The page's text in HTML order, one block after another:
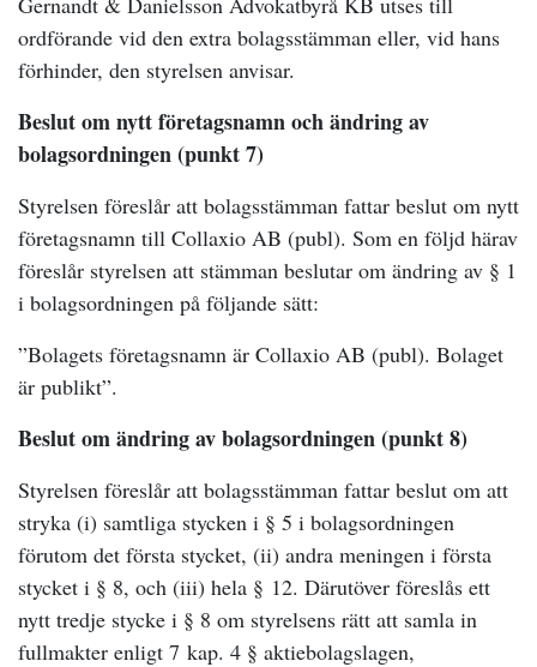
ordförande vid den extra bolagsstämman eller, vid hans
förhinder, den styrelsen anvisar.
Beslut om nytt företagsnamn och ändring av
bolagsordningen (punkt 7)
Styrelsen föreslår att bolagsstämman fattar beslut om nytt
företagsnamn till Collaxio AB (publ). Som en följd härav
föreslår styrelsen att stämman beslutar om ändring av § 1
i bolagsordningen på följande sätt:
”Bolagets företagsnamn är Collaxio AB (publ). Bolaget
är publikt”.
Beslut om ändring av bolagsordningen (punkt 8)
Styrelsen föreslår att bolagsstämman fattar beslut om att
stryka (i) samtliga stycken i § 5 i bolagsordningen
förutom det första stycket, (ii) andra meningen i första
stycket i § 8, och (iii) hela § 12. Därutöver föreslås ett
nytt tredje stycke i § 8 om styrelsens rätt att samla in
fullmakter enligt 7 kap. 4 § aktiebolagslagen,